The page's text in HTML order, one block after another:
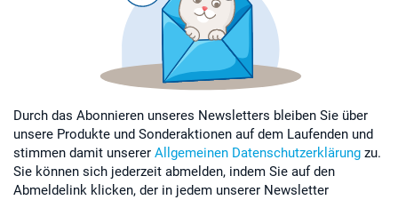
Durch das Abonnieren unseres Newsletters bleiben Sie über
unsere Produkte und Sonderaktionen auf dem Laufenden und
stimmen damit unserer Allgemeinen Datenschutzerklärung zu.
Sie können sich jederzeit abmelden, indem Sie auf den
Abmeldelink klicken, der in jedem unserer Newsletter